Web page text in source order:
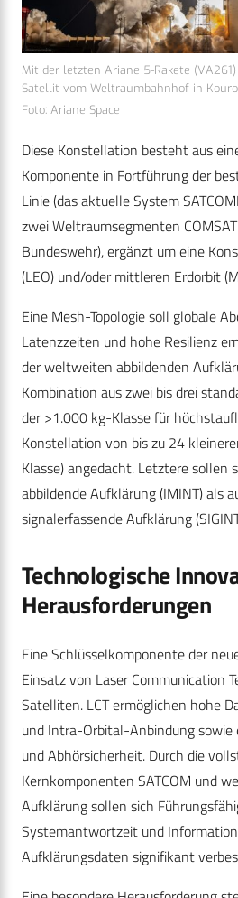
Mit der letzten Ariane 5-Rakete
Satellit vom Weltraumbahnhof in
Foto: Ariane Space
Diese Konstellation besteht aus
Komponente in Fortführung der
Linie (das aktuelle System
zwei Weltraumsegmenten
Bundeswehr), ergänzt um eine
(LEO) und/oder mittleren Erdorbit
Eine Mesh-Topologie soll globale
Latenzzeiten und hohe Resilienz
der weltweiten abbildenden
Kombination aus zwei bis drei
der >1.000 kg-Klasse für
Konstellation von bis zu 24
Klasse) angedacht. Letztere sollen
abbildende Aufklärung (IMINT) als
signalerfassende Aufklärung
Technologische
Herausforderungen
Eine Schlüsselkomponente der
Einsatz von Laser Communication
Satelliten. LCT ermöglichen hohe
und Intra-Orbital-Anbindung sowie
und Abhörsicherheit. Durch die
Kernkomponenten SATCOM und
Aufklärung sollen sich
Systemantwortzeit und
Aufklärungsdaten signifikant